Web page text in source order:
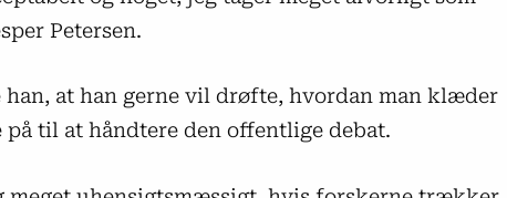
Petersen.
at han gerne vil drøfte, hvordan man klæder
til at håndtere den offentlige debat.